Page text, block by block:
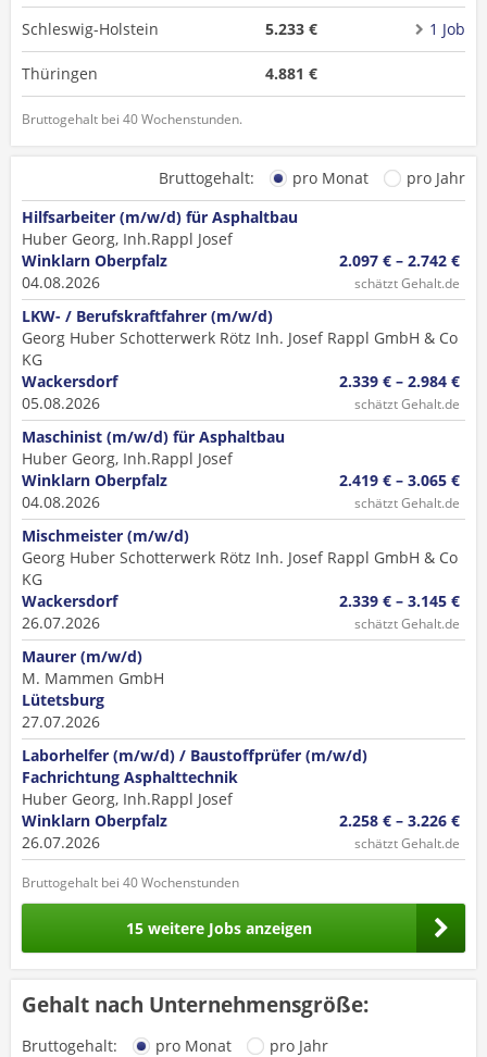
Schleswig-Holstein 5.233 € 1 Job
Thüringen 4.881 €
Bruttogehalt bei 40 Wochenstunden.
Bruttogehalt: pro Monat
pro Jahr
Hilfsarbeiter (m/w/d) für Asphaltbau
Huber Georg, Inh.Rappl Josef
Winklarn Oberpfalz
04.08.2026
2.097 € – 2.742 €
schätzt Gehalt.de
LKW- / Berufskraftfahrer (m/w/d)
Georg Huber Schotterwerk Rötz Inh. Josef Rappl GmbH & Co
KG
Wackersdorf
05.08.2026
2.339 € – 2.984 €
schätzt Gehalt.de
Maschinist (m/w/d) für Asphaltbau
Huber Georg, Inh.Rappl Josef
Winklarn Oberpfalz
04.08.2026
2.419 € – 3.065 €
schätzt Gehalt.de
Mischmeister (m/w/d)
Georg Huber Schotterwerk Rötz Inh. Josef Rappl GmbH & Co
KG
Wackersdorf
26.07.2026
2.339 € – 3.145 €
schätzt Gehalt.de
Maurer (m/w/d)
M. Mammen GmbH
Lütetsburg
27.07.2026
Laborhelfer (m/w/d) / Baustoffprüfer (m/w/d)
Fachrichtung Asphalttechnik
Huber Georg, Inh.Rappl Josef
Winklarn Oberpfalz
26.07.2026
2.258 € – 3.226 €
schätzt Gehalt.de
Bruttogehalt bei 40 Wochenstunden
15 weitere Jobs anzeigen
Gehalt nach Unternehmensgröße:
Bruttogehalt: pro Monat
pro Jahr